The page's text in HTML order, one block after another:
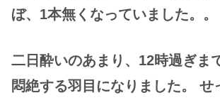
ぼ、1本無くなっていました。。
二日酔いのあまり、 12時過ぎま
悶絶する羽目になりました。 せ